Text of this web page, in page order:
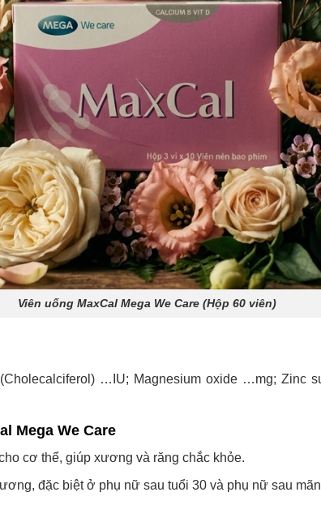
Viên uống MaxCal Mega We Care (Hộp 60 viên)
…IU; Magnesium oxide …mg; Zinc
Mega We Care
cơ thể, giúp xương và răng chắc khỏe.
đặc biệt ở phụ nữ sau tuổi 30 và phụ nữ sau